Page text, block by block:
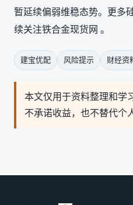
暂延续偏弱维稳态势。更多
续关注铁合金现货网 。
建宝优配 风险提示 财经资
本文仅用于资料整理和学
不承诺收益，也不替代个